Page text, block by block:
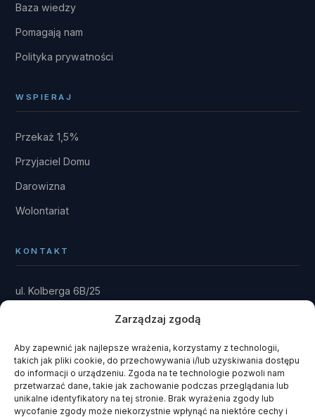
Zarządzaj zgodą
Aby zapewnić jak najlepsze wrażenia, korzystamy z technologii,
takich jak pliki cookie, do przechowywania i/lub uzyskiwania dostępu
do informacji o urządzeniu. Zgoda na te technologie pozwoli nam
przetwarzać dane, takie jak zachowanie podczas przeglądania lub
unikalne identyfikatory na tej stronie. Brak wyrażenia zgody lub
wycofanie zgody może niekorzystnie wpłynąć na niektóre cechy i
Baza wiedzy
Pomagają nam
Polityka prywatności
WSPIERAJ
Przekaż 1,5%
Przyjaciel Domu
Darowizna
Wolontariat
KONTAKT
ul. Kolberga 6B/25
Rytel 89-642
gmina Czersk · powiat chojnicki
fundacja@domrainmana.pl
+48 606 585 941